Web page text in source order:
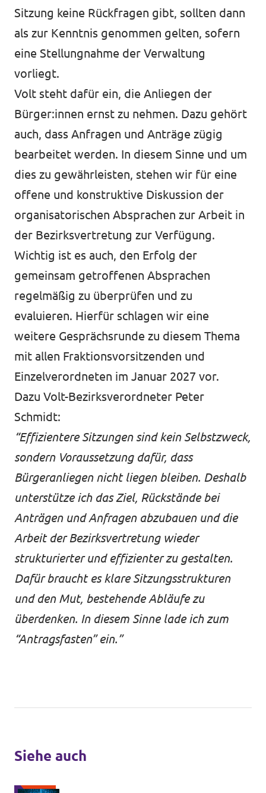
Sitzung keine Rückfragen gibt, sollten dann
als zur Kenntnis genommen gelten, sofern
eine Stellungnahme der Verwaltung
vorliegt.
Volt steht dafür ein, die Anliegen der
Bürger:innen ernst zu nehmen. Dazu gehört
auch, dass Anfragen und Anträge zügig
bearbeitet werden. In diesem Sinne und um
dies zu gewährleisten, stehen wir für eine
offene und konstruktive Diskussion der
organisatorischen Absprachen zur Arbeit in
der Bezirksvertretung zur Verfügung.
Wichtig ist es auch, den Erfolg der
gemeinsam getroffenen Absprachen
regelmäßig zu überprüfen und zu
evaluieren. Hierfür schlagen wir eine
weitere Gesprächsrunde zu diesem Thema
mit allen Fraktionsvorsitzenden und
Einzelverordneten im Januar 2027 vor.
Dazu Volt-Bezirksverordneter Peter
Schmidt:
“Effizientere Sitzungen sind kein Selbstzweck,
sondern Voraussetzung dafür, dass
Bürgeranliegen nicht liegen bleiben. Deshalb
unterstütze ich das Ziel, Rückstände bei
Anträgen und Anfragen abzubauen und die
Arbeit der Bezirksvertretung wieder
strukturierter und effizienter zu gestalten.
Dafür braucht es klare Sitzungsstrukturen
und den Mut, bestehende Abläufe zu
überdenken. In diesem Sinne lade ich zum
“Antragsfasten” ein.”
Siehe auch